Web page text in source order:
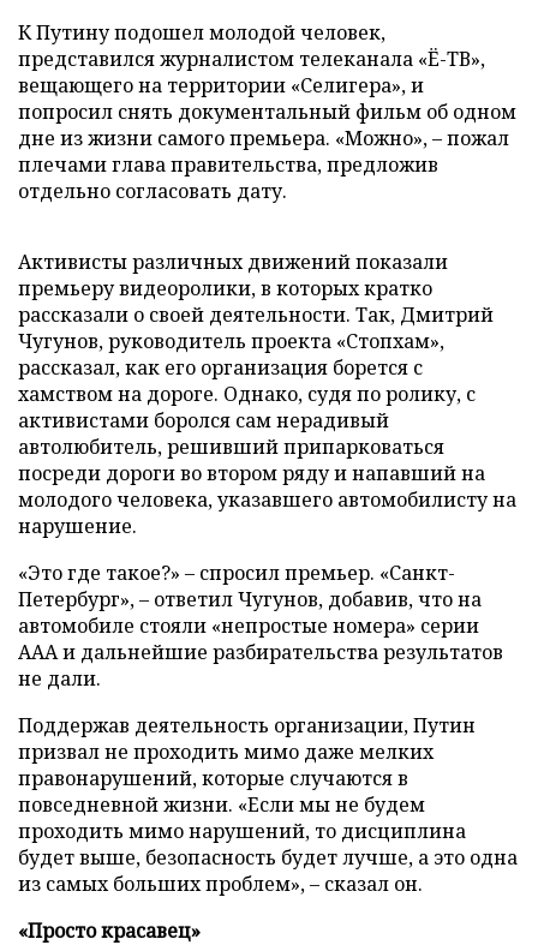
К Путину подошел молодой человек,
представился журналистом телеканала «Ё-ТВ»,
вещающего на территории «Селигера», и
попросил снять документальный фильм об одном
дне из жизни самого премьера. «Можно», – пожал
плечами глава правительства, предложив
отдельно согласовать дату.
Активисты различных движений показали
премьеру видеоролики, в которых кратко
рассказали о своей деятельности. Так, Дмитрий
Чугунов, руководитель проекта «Стопхам»,
рассказал, как его организация борется с
хамством на дороге. Однако, судя по ролику, с
активистами боролся сам нерадивый
автолюбитель, решивший припарковаться
посреди дороги во втором ряду и напавший на
молодого человека, указавшего автомобилисту на
нарушение.
«Это где такое?» – спросил премьер. «Санкт-
Петербург», – ответил Чугунов, добавив, что на
автомобиле стояли «непростые номера» серии
ААА и дальнейшие разбирательства результатов
не дали.
Поддержав деятельность организации, Путин
призвал не проходить мимо даже мелких
правонарушений, которые случаются в
повседневной жизни. «Если мы не будем
проходить мимо нарушений, то дисциплина
будет выше, безопасность будет лучше, а это одна
из самых больших проблем», – сказал он.
«Просто красавец»